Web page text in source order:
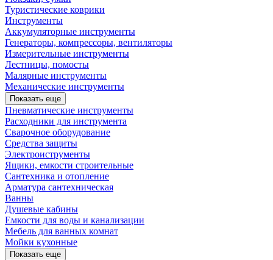
Туристические коврики
Инструменты
Аккумуляторные инструменты
Генераторы, компрессоры, вентиляторы
Измерительные инструменты
Лестницы, помосты
Малярные инструменты
Механические инструменты
Показать еще
Пневматические инструменты
Расходники для инструмента
Сварочное оборудование
Средства защиты
Электроиструменты
Ящики, емкости строительные
Сантехника и отопление
Арматура сантехническая
Ванны
Душевые кабины
Емкости для воды и канализации
Мебель для ванных комнат
Мойки кухонные
Показать еще